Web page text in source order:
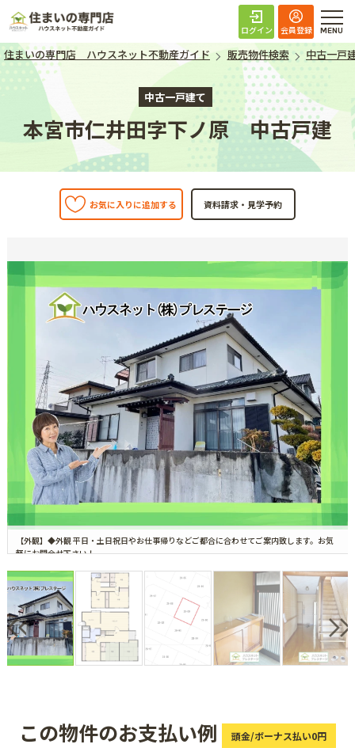
住まいの専門店 ハ
ログイン 会員登録
住まいの専門店 ハウスネット不動産ガイド 販売物件検索 中古一戸
中古一戸建て
本宮市仁井田字下ノ原 中古戸建
お気に入りに追加する
【外観】◆外観 平日・土日祝日やお仕事帰りなどご都合に合わせてご案内致します。お気
軽にお問合せ下さい！
この物件のお支払い例 頭金/ボーナス払い0円